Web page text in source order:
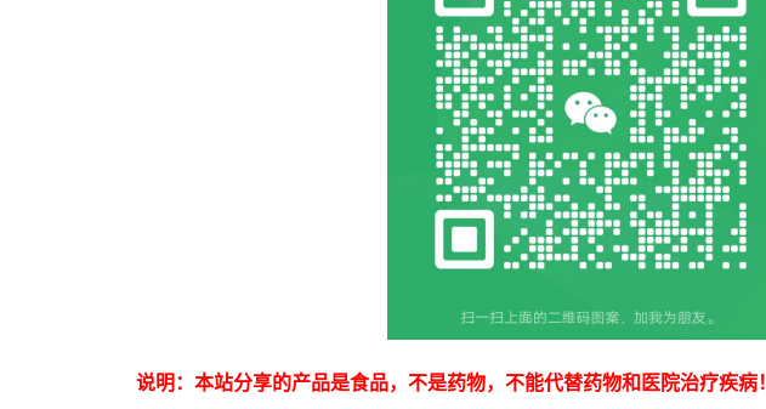
说明：本站分享的产品是食品，不是药物，不能代替药物和医院治疗疾病！